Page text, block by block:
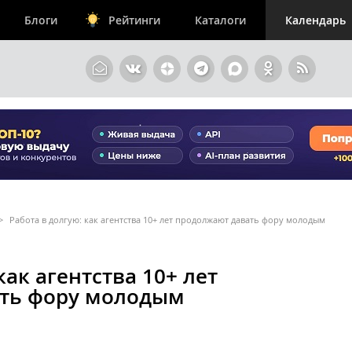
Блоги Рейтинги Каталоги Календарь
Работа в долгую: как агентства 10+ лет продолжают давать фору молодым
агентства 10+ лет
фору молодым